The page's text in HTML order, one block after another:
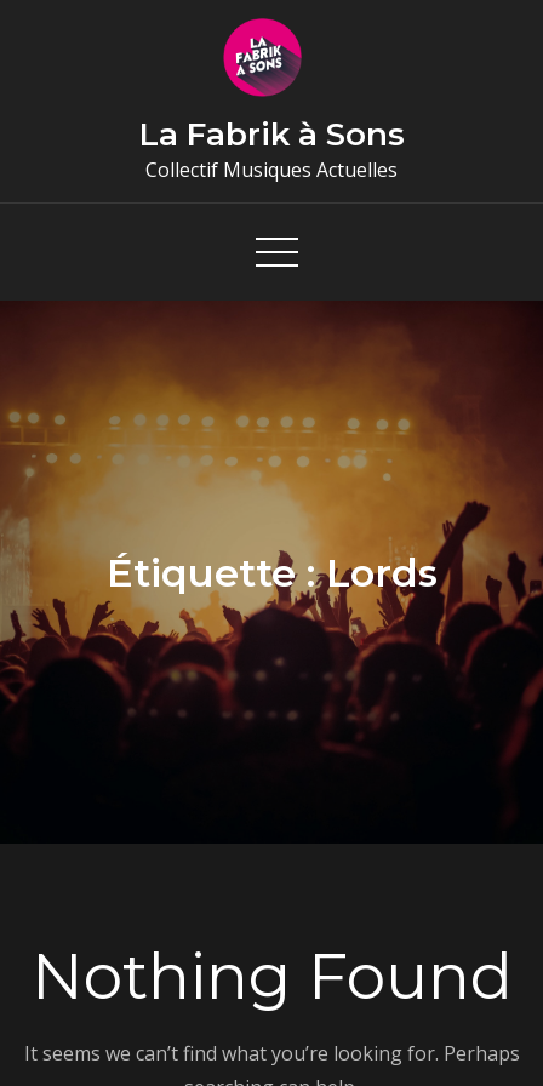
La Fabrik à Sons
Collectif Musiques Actuelles
Étiquette :Lords
Nothing Found
It seems we can’t find what you’re looking for. Perhaps